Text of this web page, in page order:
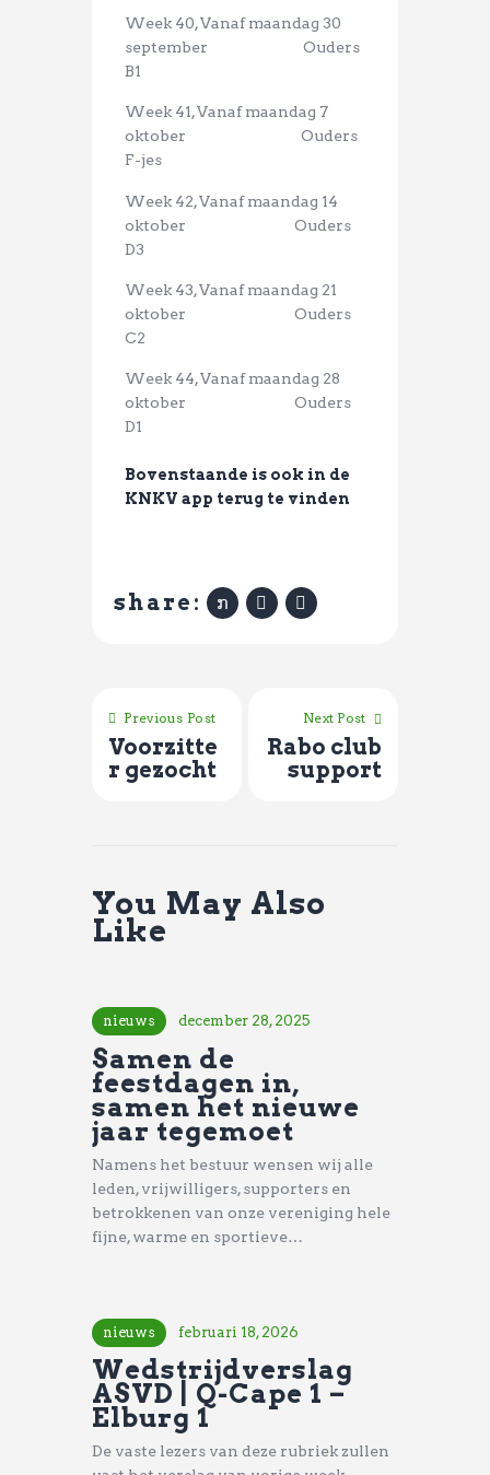
Week 40, Vanaf maandag 30
september Ouders
B1
Week 41, Vanaf maandag 7
oktober Ouders
F-jes
Week 42, Vanaf maandag 14
oktober Ouders
D3
Week 43, Vanaf maandag 21
oktober
Ouders
C2
Week 44, Vanaf maandag 28
oktober Ouders
D1
Bovenstaande is ook in de
KNKV app terug te vinden
share:
Previous Post
Voorzitte
r gezocht
Next Post
Rabo club
support
You May Also
Like
nieuws december 28, 2025
Samen de
feestdagen in,
samen het nieuwe
jaar tegemoet
Namens het bestuur wensen wij alle
leden, vrijwilligers, supporters en
betrokkenen van onze vereniging hele
fijne, warme en sportieve…
nieuws februari 18, 2026
Wedstrijdverslag
ASVD | Q-Cape 1 –
Elburg 1
De vaste lezers van deze rubriek zullen